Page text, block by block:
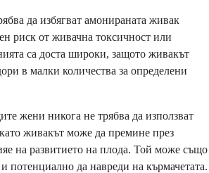
да избягват амонираната живак
риск от живачна токсичност или
са доста широки, защото живакът
в малки количества за определени
жени никога не трябва да използват
живакът може да премине през
на развитието на плода. Той може също
потенциално да навреди на кърмачетата.